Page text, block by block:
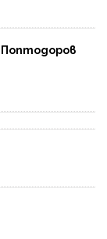
Поптодоров